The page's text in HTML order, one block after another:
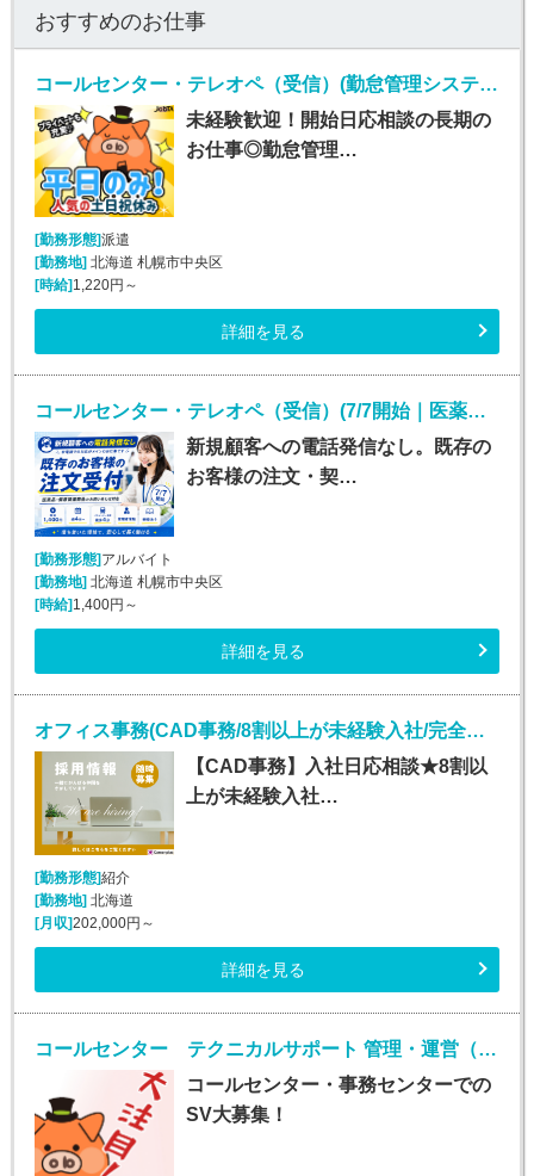
おすすめのお仕事
コールセンター・テレオペ（受信）(勤怠管理システムヘルプデスク)
未経験歓迎！開始日応相談の長期の
お仕事◎勤怠管理…
[勤務形態]派遣
[勤務地] 北海道 札幌市中央区
[時給] 1,220円～
詳細を見る
コールセンター・テレオペ（受信）(7/7開始｜医薬品通販の注文・契約サポート｜週4日～)
新規顧客への電話発信なし。既存の
お客様の注文・契…
[勤務形態]アルバイト
[勤務地]北海道 札幌市中央区
[時給]1,400円～
詳細を見る
オフィス事務(CAD事務/8割以上が未経験入社/完全週休2日)
【CAD事務】入社日応相談★8割以
上が未経験入社…
[勤務形態]紹介
[勤務地] 北海道
[月収]202,000円～
詳細を見る
コールセンター テクニカルサポート 管理・運営（SV・リーダー）(様々な業務のSV業務)
コールセンター・事務センターでの
SV大募集！